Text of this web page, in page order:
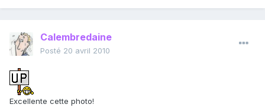
Calembredaine
Posté 20 avril 2010
Excellente cette photo!